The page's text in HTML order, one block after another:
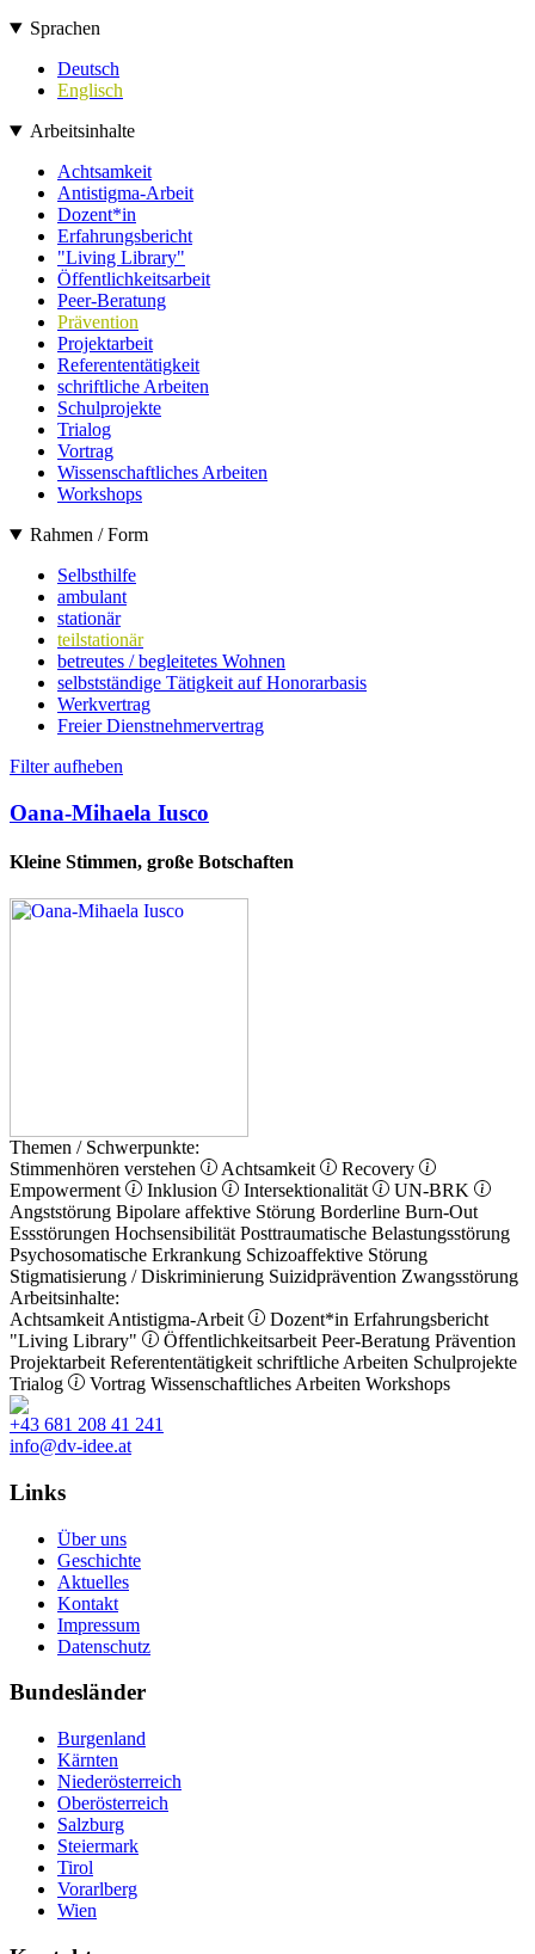
Sprachen
Deutsch
Englisch
Arbeitsinhalte
Achtsamkeit
Antistigma-Arbeit
Dozent*in
Erfahrungsbericht
"Living Library"
Öffentlichkeitsarbeit
Peer-Beratung
Prävention
Projektarbeit
Referententätigkeit
schriftliche Arbeiten
Schulprojekte
Trialog
Vortrag
Wissenschaftliches Arbeiten
Workshops
Rahmen / Form
Selbsthilfe
ambulant
stationär
teilstationär
betreutes / begleitetes Wohnen
selbstständige Tätigkeit auf Honorarbasis
Werkvertrag
Freier Dienstnehmervertrag
Filter aufheben
Oana-Mihaela Iusco
Kleine Stimmen, große Botschaften
Themen / Schwerpunkte:
Stimmenhören verstehen
Achtsamkeit
Recovery
Empowerment
Inklusion Intersektionalität
UN-BRK
Angststörung Bipolare affektive Störung Borderline Burn-Out
Essstörungen Hochsensibilität Posttraumatische Belastungsstörung
Psychosomatische Erkrankung Schizoaffektive Störung
Stigmatisierung / Diskriminierung Suizidprävention Zwangsstörung
Arbeitsinhalte:
Achtsamkeit Antistigma-Arbeit Dozent*in Erfahrungsbericht
"Living Library"
Öffentlichkeitsarbeit Peer-Beratung Prävention
Projektarbeit Referententätigkeit schriftliche Arbeiten Schulprojekte
Trialog
Vortrag Wissenschaftliches Arbeiten Workshops
+43 681 208 41 241
info@dv-idee.at
Links
Über uns
Geschichte
Aktuelles
Kontakt
Impressum
Datenschutz
Bundesländer
Burgenland
Kärnten
Niederösterreich
Oberösterreich
Salzburg
Steiermark
Tirol
Vorarlberg
Wien